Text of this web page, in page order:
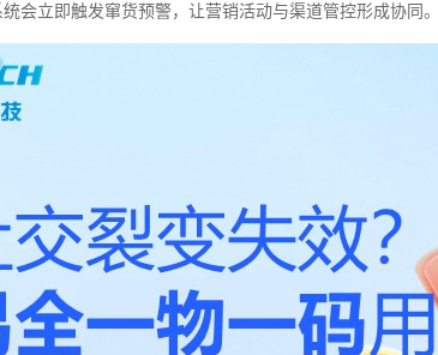
会立即触发窜货预警，让营销活动与渠道管控形成协同。